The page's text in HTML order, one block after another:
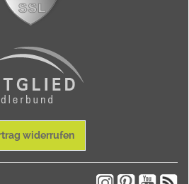
widerrufen